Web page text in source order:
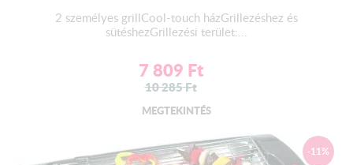
2 személyes grillCool-touch házGrillezéshez és
sütéshezGrillezési terület:...
7 809 Ft
10 285Ft
MEGTEKINTÉS
-11%